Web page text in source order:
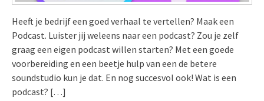
Heeft je bedrijf een goed verhaal te vertellen? Maak een
Podcast. Luister jij weleens naar een podcast? Zou je zelf
graag een eigen podcast willen starten? Met een goede
voorbereiding en een beetje hulp van een de betere
soundstudio kun je dat. En nog succesvol ook! Wat is een
podcast? […]